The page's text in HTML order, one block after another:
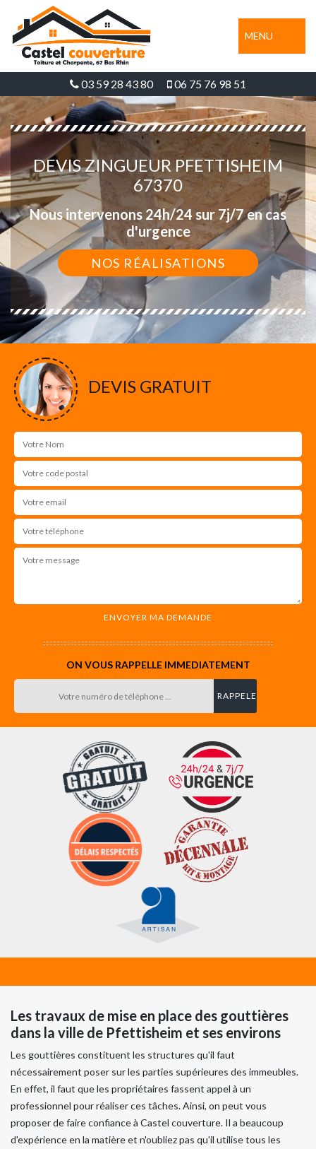
MENU
03 59 28 43 80 06 75 76 98 51
DEVIS ZINGUEUR PFETTISHEIM
67370
Nous intervenons 24h/24 sur 7j/7 en cas
d'urgence
NOS RÉALISATIONS
DEVIS GRATUIT
ON VOUS RAPPELLE IMMEDIATEMENT
Les travaux de mise en place des gouttières
dans la ville de Pfettisheim et ses environs
Les gouttières constituent les structures qu'il faut
nécessairement poser sur les parties supérieures des immeubles.
En effet, il faut que les propriétaires fassent appel à un
professionnel pour réaliser ces tâches. Ainsi, on peut vous
proposer de faire confiance à Castel couverture. Il a beaucoup
d'expérience en la matière et n'oubliez pas qu'il utilise tous les